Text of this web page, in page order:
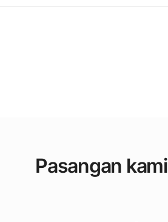
Pasangan kami